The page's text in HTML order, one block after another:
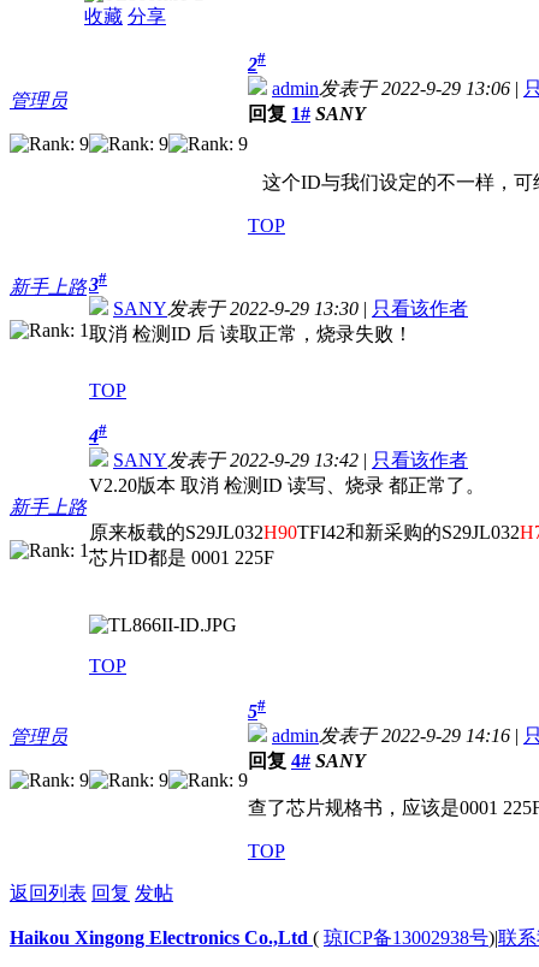
收藏 分享
管理员
2#
admin发表于 2022-9-29 13:06 |
回复 1# SANY
这个ID与我们设定的不一样，
TOP
新手上路3#
SANY发表于 2022-9-29 13:30 | 只看该作者
取消 检测ID 后 读取正常，烧录失败！
TOP
新手上路
4#
SANY发表于 2022-9-29 13:42 | 只看该作者
V2.20版本 取消 检测ID 读写、烧录 都正常了。
原来板载的S29JL032H90TFI42和新采购的S29JL032
芯片ID都是 0001 225F
TOP
管理员
5#
admin发表于 2022-9-29 14:16 |
回复 4# SANY
查了芯片规格书，应该是0001
TOP
返回列表 回复 发帖
Haikou Xingong Electronics Co.,Ltd ( 琼ICP备13002938号)|联